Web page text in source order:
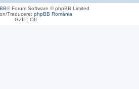
® Forum Software © phpBB Limited
Traducere: phpBB România
GZIP: Off